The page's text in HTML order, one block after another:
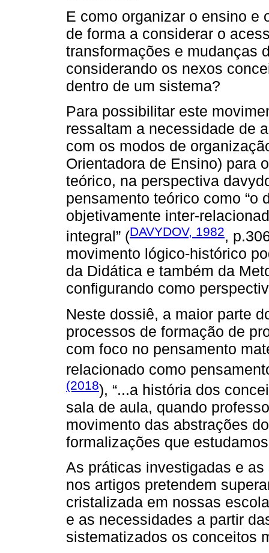
E como organizar o ensino e
de forma a considerar o
transformações e mudanças
considerando os nexos
dentro de um sistema?
Para possibilitar este
ressaltam a necessidade de
com os modos de
Orientadora de Ensino) para
teórico, na perspectiva
pensamento teórico como “o
objetivamente inter-
integral” (DAVYDOV, 1982,
movimento lógico-histórico
da Didática e também da
configurando como
Neste dossiê, a maior parte
processos de formação de
com foco no pensamento
relacionado como
(2018), “...a história dos
sala de aula, quando
movimento das abstrações
formalizações que
As práticas investigadas e
nos artigos pretendem
cristalizada em nossas
e as necessidades a partir
sistematizados os conceitos